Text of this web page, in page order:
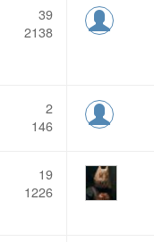
39
2138
2
146
19
1226